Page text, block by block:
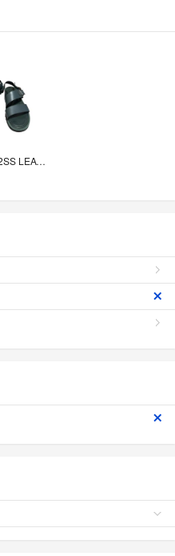
AURALEE 22SS LEATHER BELT SANDALS GREEN